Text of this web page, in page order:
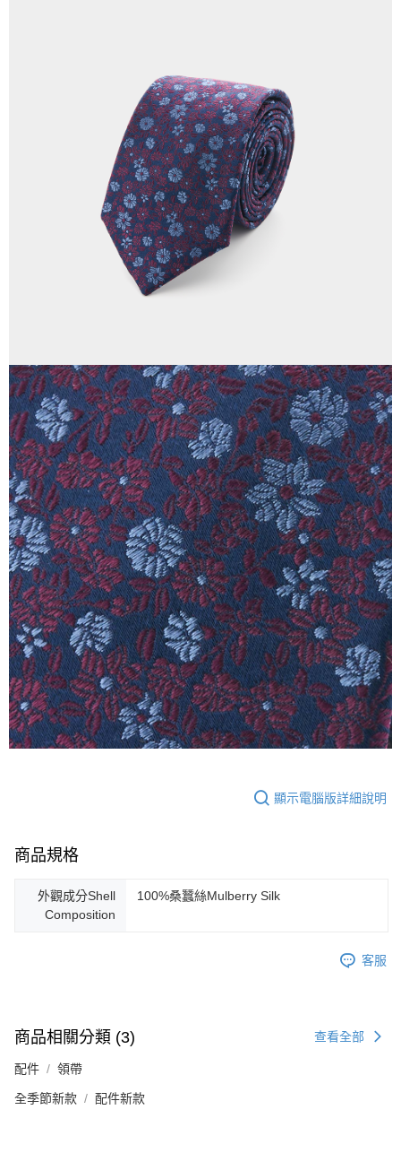
顯示電腦版詳細說明
商品規格
外觀成分Shell
Composition
100%桑蠶絲Mulberry Silk
客服
商品相關分類 (3) 查看全部
配件 領帶
全季節新款 配件新款